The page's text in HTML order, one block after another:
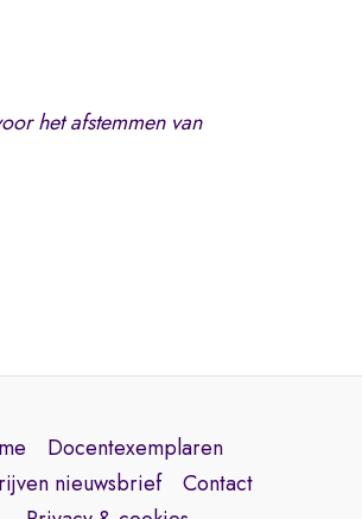
het afstemmen van
Docentexemplaren
nieuwsbrief
Contact